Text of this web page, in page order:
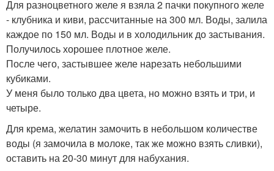
Для разноцветного желе я взяла 2 пачки покупного желе
- клубника и киви, рассчитанные на 300 мл. Воды, залила
каждое по 150 мл. Воды и в холодильник до застывания.
Получилось хорошее плотное желе.
После чего, застывшее желе нарезать небольшими
кубиками.
У меня было только два цвета, но можно взять и три, и
четыре.
Для крема, желатин замочить в небольшом количестве
воды (я замочила в молоке, так же можно взять сливки),
оставить на 20-30 минут для набухания.